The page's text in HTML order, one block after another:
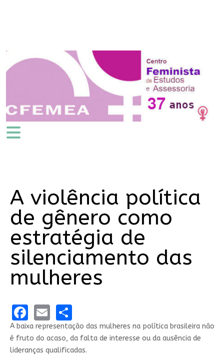
A violência política
de gênero como
estratégia de
silenciamento das
mulheres
Facebook
EmailShare
A baixa representação das mulheres na política brasileira não
é fruto do acaso, da falta de interesse ou da ausência de
lideranças qualificadas.